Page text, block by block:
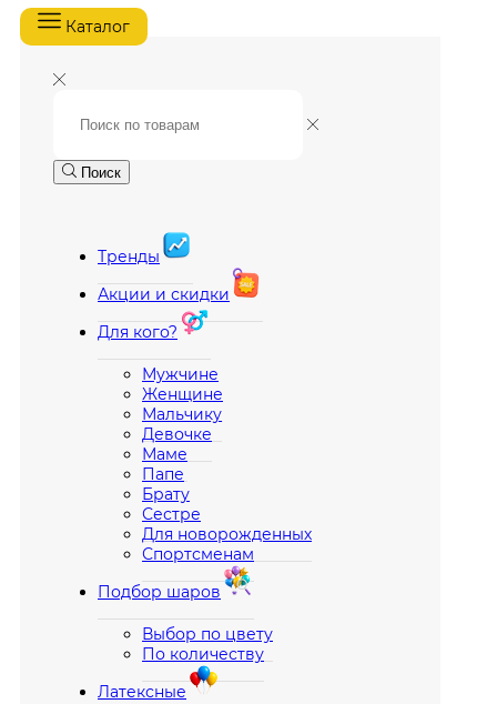
Каталог
Поиск
Тренды
Акции и скидки
Для кого?
Мужчине
Женщине
Мальчику
Девочке
Маме
Папе
Брату
Сестре
Для новорожденных
Спортсменам
Подбор шаров
Выбор по цвету
По количеству
Латексные